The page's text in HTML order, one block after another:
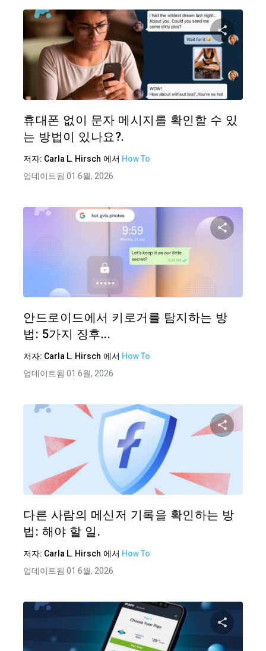
휴대폰 없이 문자 메시지를 확인할 수 있
는 방법이 있나요?.
저자: Carla L. Hirsch 에서 How To
업데이트됨 01 6월, 2026
안드로이드에서 키로거를 탐지하는 방
법: 5가지 징후...
저자: Carla L. Hirsch 에서 How To
업데이트됨 01 6월, 2026
다른 사람의 메신저 기록을 확인하는 방
법: 해야 할 일.
저자: Carla L. Hirsch 에서 How To
업데이트됨 01 6월, 2026